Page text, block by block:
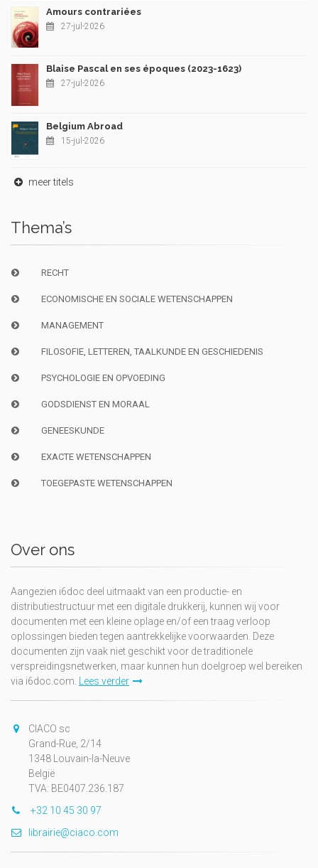
Amours contrariées
27-jul-2026
Blaise Pascal en ses époques (2023-1623)
27-jul-2026
Belgium Abroad
15-jul-2026
meer titels
Thema’s
RECHT
ECONOMISCHE EN SOCIALE WETENSCHAPPEN
MANAGEMENT
FILOSOFIE, LETTEREN, TAALKUNDE EN GESCHIEDENIS
PSYCHOLOGIE EN OPVOEDING
GODSDIENST EN MORAAL
GENEESKUNDE
EXACTE WETENSCHAPPEN
TOEGEPASTE WETENSCHAPPEN
Over ons
Aangezien i6doc deel uitmaakt van een productie- en
distributiestructuur met een digitale drukkerij, kunnen wij voor
documenten met een kleine oplage en/of een traag verloop
oplossingen bieden tegen aantrekkelijke voorwaarden. Deze
documenten zijn vaak niet geschikt voor de traditionele
verspreidingsnetwerken, maar kunnen hun doelgroep wel bereiken
via i6doc.com. Lees verder
CIACO sc
Grand-Rue, 2/14
1348 Louvain-la-Neuve
België
TVA: BE0407.236.187
+32 10 45 30 97
librairie@ciaco.com